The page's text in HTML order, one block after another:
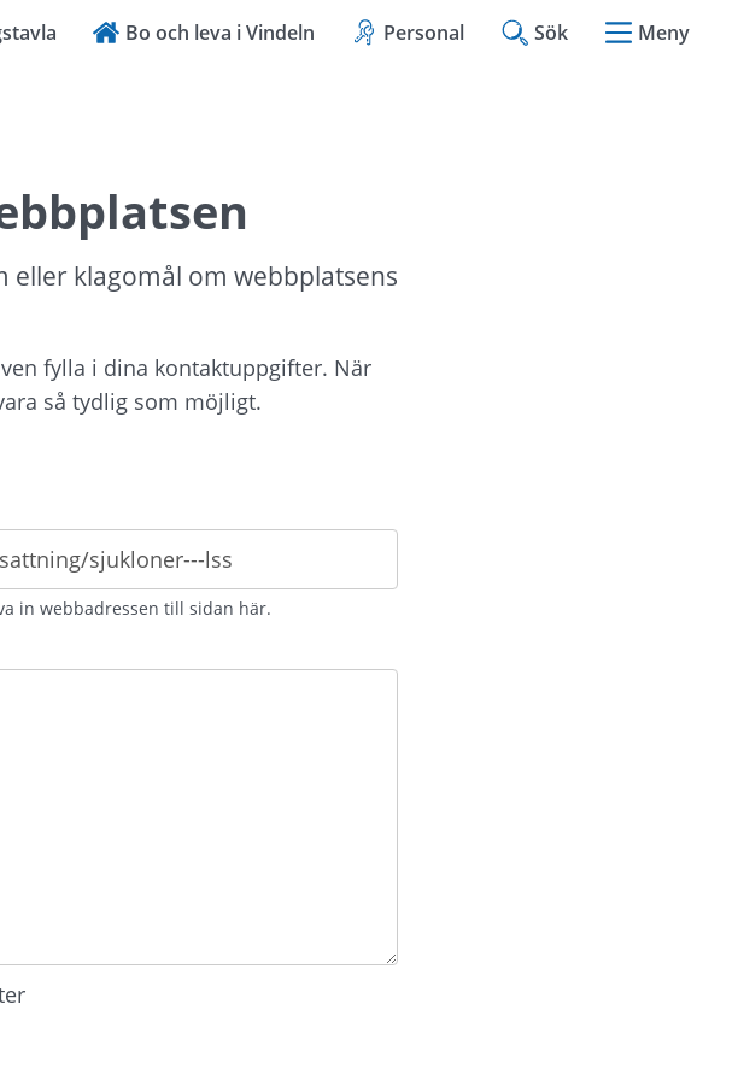
Bo och leva i Vindeln Personal Sök Meny
eller klagomål om webbplatsens
fylla i dina kontaktuppgifter. När
så tydlig som möjligt.
in webbadressen till sidan här.